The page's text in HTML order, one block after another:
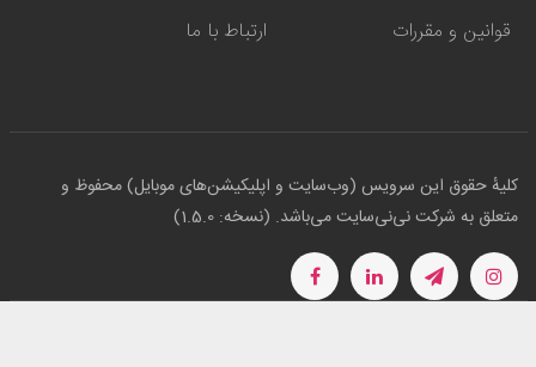
قوانین و مقررات ارتباط با ما
کلیهٔ حقوق این سرویس (وب‌سایت و اپلیکیشن‌های موبایل) محفوظ و
متعلق به شرکت نی‌نی‌سایت می‌باشد. (نسخه: 1.5.0)